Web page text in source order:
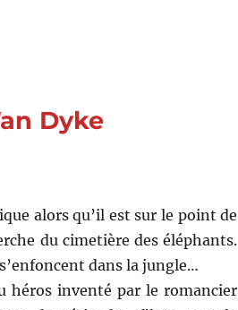
Dyke
alors qu’il est sur le point de
du cimetière des éléphants.
dans la jungle…
héros inventé par le romancier